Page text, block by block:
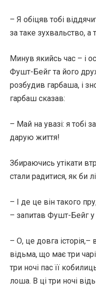
– Я обіцяв тобі
за таке зухвальство, а
Минув якийсь час – і
Фушт-Бейг та його
розбудив гарбаша, і
гарбаш сказав:
– Май на увазі: я тобі
дарую життя!
Збираючись утікати
стали радитися, як би
– І де це він такого
– запитав Фушт-Бейг
– О, це довга
відьма, що має три
три ночі пас її
лоша. В ці три ночі